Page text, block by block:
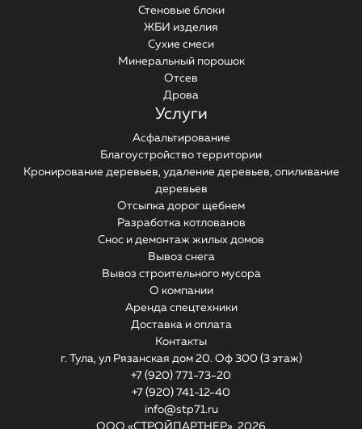
Стеновые блоки
ЖБИ изделия
Сухие смеси
Минеральный порошок
Отсев
Дрова
Услуги
Асфальтирование
Благоустройство территории
Кронирование деревьев, удаление деревьев, опиливание
деревьев
Отсыпка дорог щебнем
Разработка котлованов
Снос и демонтаж жилых домов
Вывоз снега
Вывоз строительного мусора
О компании
Аренда спецтехники
Доставка и оплата
Контакты
г. Тула, ул Рязанская дом 20. Оф 300 (3 этаж)
+7 (920) 771-73-20
+7 (920) 741-12-40
info@stp71.ru
ООО «СТРОЙПАРТНЕР», 2026